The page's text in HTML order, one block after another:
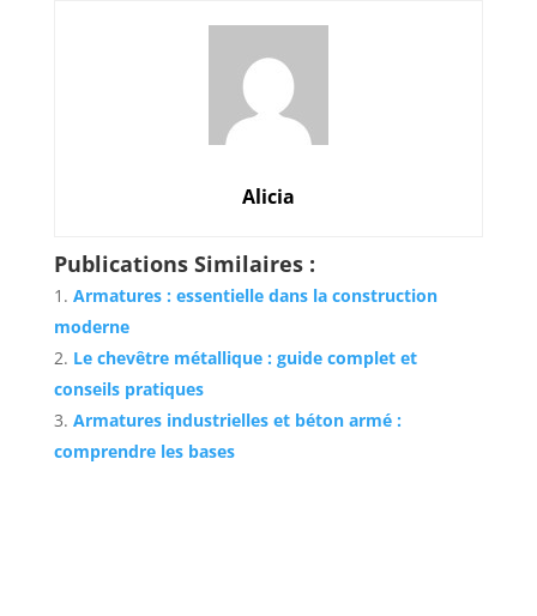
Alicia
Publications Similaires :
Armatures : essentielle dans la construction
moderne
Le chevêtre métallique : guide complet et
conseils pratiques
Armatures industrielles et béton armé :
comprendre les bases